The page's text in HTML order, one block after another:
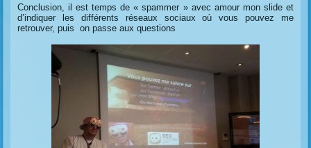
Conclusion, il est temps de « spammer » avec amour mon slide et
d’indiquer les différents réseaux sociaux où vous pouvez me
retrouver, puis on passe aux questions